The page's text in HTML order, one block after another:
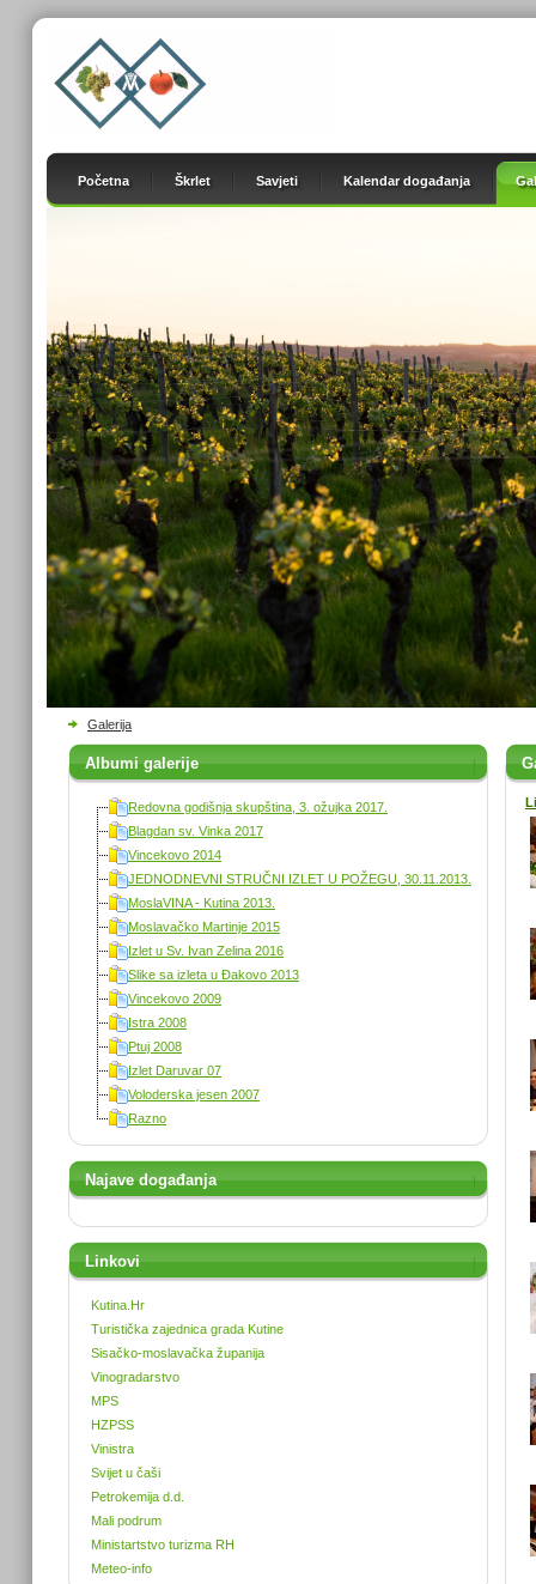
Početna Škrlet Savjeti Kalendar događanja
Galerija
Albumi galerije
Redovna godišnja skupština, 3. ožujka 2017.
Blagdan sv. Vinka 2017
Vincekovo 2014
JEDNODNEVNI STRUČNI IZLET U POŽEGU, 30.11.2013.
MoslaVINA - Kutina 2013.
Moslavačko Martinje 2015
Izlet u Sv. Ivan Zelina 2016
Slike sa izleta u Đakovo 2013
Vincekovo 2009
Istra 2008
Ptuj 2008
Izlet Daruvar 07
Voloderska jesen 2007
Razno
Najave događanja
Linkovi
Kutina.Hr
Turistička zajednica grada Kutine
Sisačko-moslavačka županija
Vinogradarstvo
MPS
HZPSS
Vinistra
Svijet u čaši
Petrokemija d.d.
Mali podrum
Ministartstvo turizma RH
Meteo-info